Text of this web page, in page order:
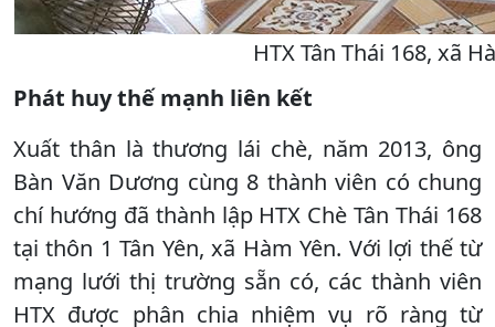
HTX Tân Thái 168, xã
Phát huy thế mạnh liên kết
Xuất thân là thương lái chè, năm 2013, ông
Bàn Văn Dương cùng 8 thành viên có chung
chí hướng đã thành lập HTX Chè Tân Thái 168
tại thôn 1 Tân Yên, xã Hàm Yên. Với lợi thế từ
mạng lưới thị trường sẵn có, các thành viên
HTX được phân chia nhiệm vụ rõ ràng từ